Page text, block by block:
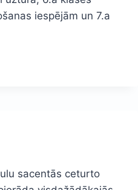
iespējām un 7.a
sacentās ceturto